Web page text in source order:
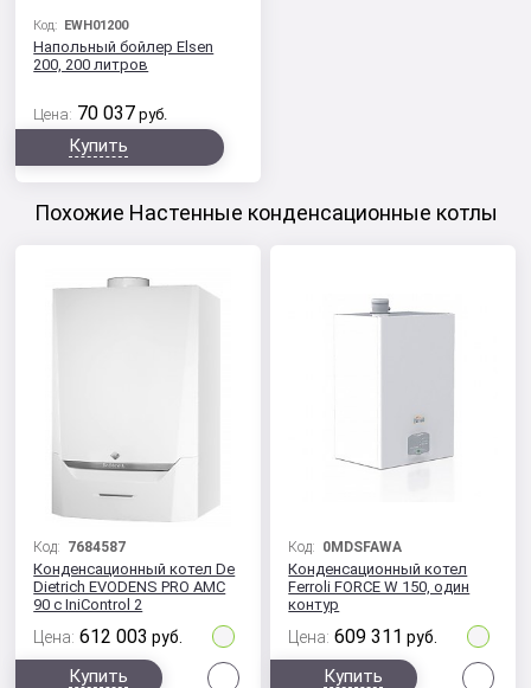
Код: EWH01200
Напольный бойлер Elsen
200, 200 литров
Цена: 70 037 руб.
Купить
Похожие Настенные конденсационные котлы
Код: 7684587
Конденсационный котел De
Dietrich EVODENS PRO AMC
90 c IniControl 2
Цена: 612 003 руб.
Купить
Код: 0MDSFAWA
Конденсационный котел
Ferroli FORCE W 150, один
контур
Цена: 609 311 руб.
Купить